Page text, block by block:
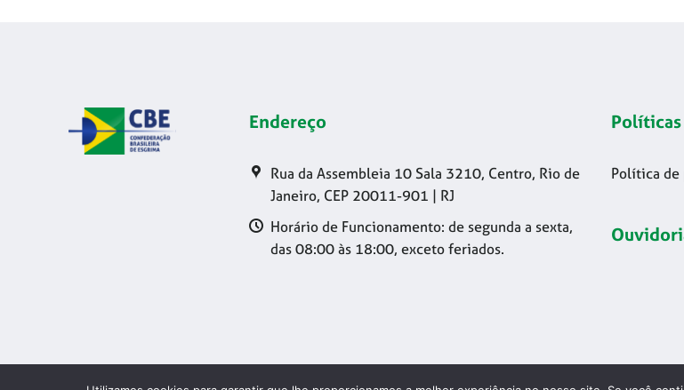
Endereço
Rua da Assembleia 10 Sala 3210, Centro, Rio de
Janeiro, CEP 20011-901 | RJ
Horário de Funcionamento: de segunda a sexta,
das 08:00 às 18:00, exceto feriados.
Políticas
Política